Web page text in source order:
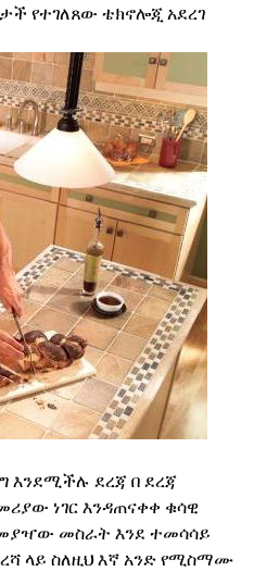
የተገለጸው ቴክኖሎጂ አደረገ
እንደሚችሉ ደረጃ በ ደረጃ
ነገር እንዳጠናቀቀ ቁሳዊ
መስራት እንደ ተመሳሳይ
ላይ ስለዚህ እኛ አንድ የሚስማሙ